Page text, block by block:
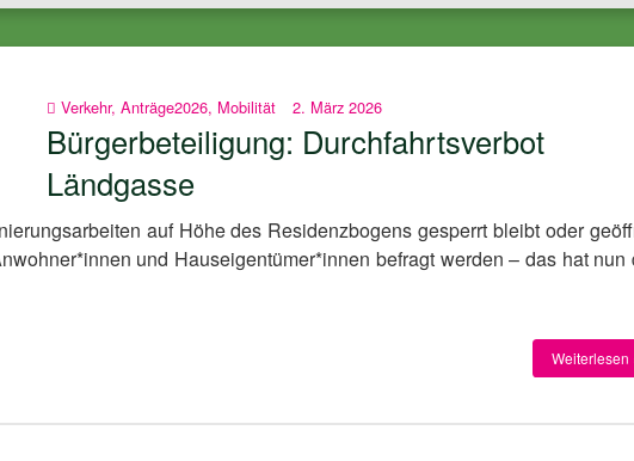
Verkehr, Anträge2026, Mobilität 2. März 2026
Bürgerbeteiligung: Durchfahrtsverbot
Ländgasse
auf Höhe des Residenzbogens gesperrt bleibt oder
und Hauseigentümer*innen befragt werden – das hat nun
Weiterlesen